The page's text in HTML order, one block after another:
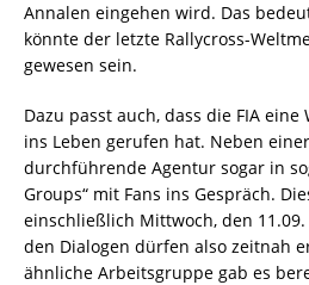
Annalen eingehen wird. Das
könnte der letzte Rallycross-
gewesen sein.
Dazu passt auch, dass die FIA eine
ins Leben gerufen hat. Neben
durchführende Agentur sogar in
Groups“ mit Fans ins Gespräch.
einschließlich Mittwoch, den
den Dialogen dürfen also zeitnah
ähnliche Arbeitsgruppe gab es